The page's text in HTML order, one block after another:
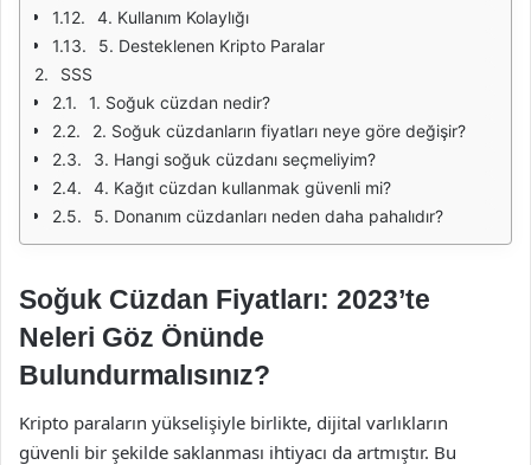
4. Kullanım Kolaylığı
5. Desteklenen Kripto Paralar
SSS
1. Soğuk cüzdan nedir?
2. Soğuk cüzdanların fiyatları neye göre değişir?
3. Hangi soğuk cüzdanı seçmeliyim?
4. Kağıt cüzdan kullanmak güvenli mi?
5. Donanım cüzdanları neden daha pahalıdır?
Soğuk Cüzdan Fiyatları: 2023’te
Neleri Göz Önünde
Bulundurmalısınız?
Kripto paraların yükselişiyle birlikte, dijital varlıkların
güvenli bir şekilde saklanması ihtiyacı da artmıştır. Bu